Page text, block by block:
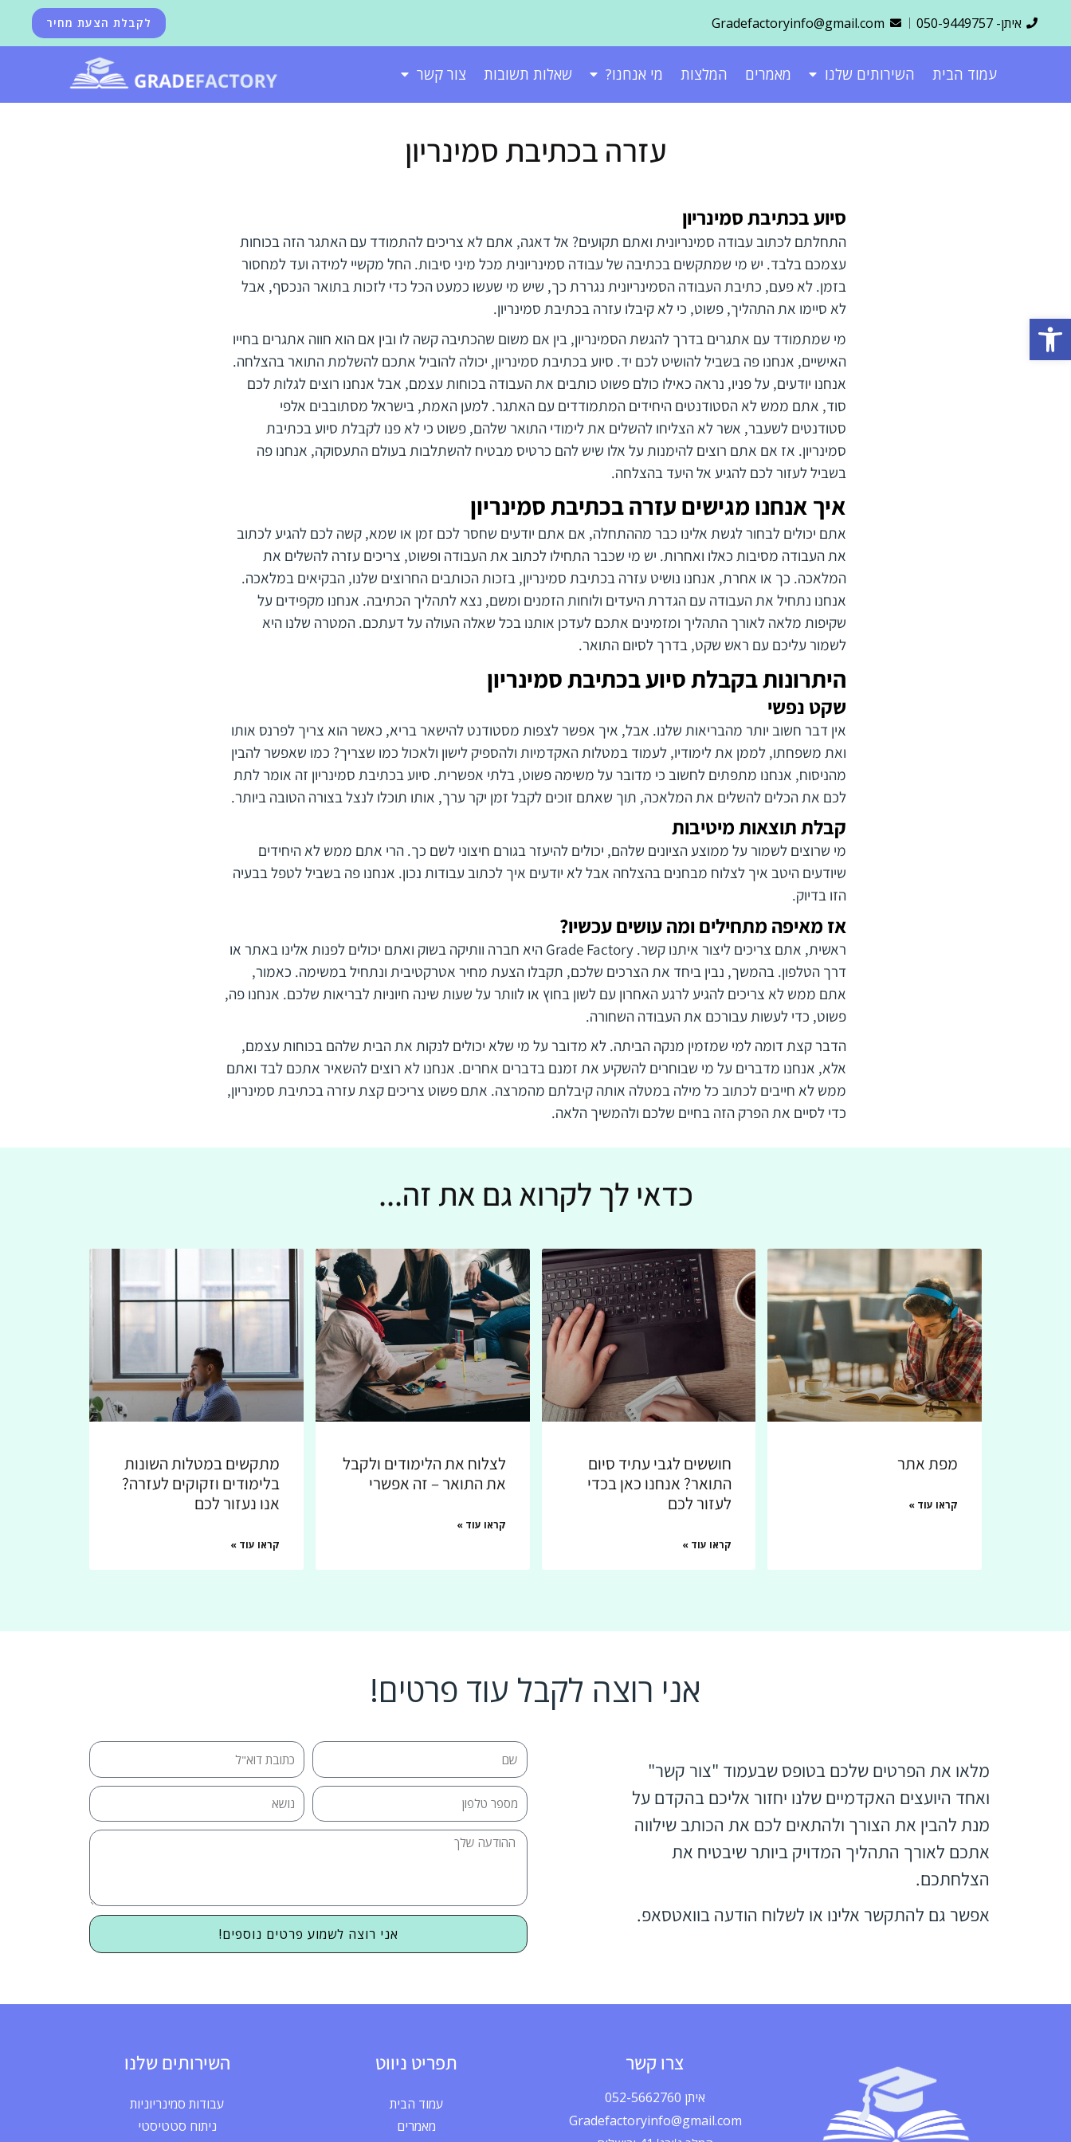
פתח סרגל נגישות
איתן- 050-9449757 Gradefactoryinfo@gmail.com לקבלת הצעת מחיר
עמוד הבית השירותים שלנו מאמרים המלצות מי אנחנו? שאלות תשובות צור קשר
עזרה בכתיבת סמינריון
סיוע בכתיבת סמינריון
התחלתם לכתוב עבודה סמינריונית ואתם תקועים? אל דאגה, אתם לא צריכים להתמודד עם האתגר הזה בכוחות
עצמכם בלבד. יש מי שמתקשים בכתיבה של עבודה סמינריונית מכל מיני סיבות. החל מקשיי למידה ועד למחסור
בזמן. לא פעם, כתיבת העבודה הסמינריונית נגררת כך, שיש מי שעשו כמעט הכל כדי לזכות בתואר הנכסף, אבל
לא סיימו את התהליך, פשוט, כי לא קיבלו עזרה בכתיבת סמינריון.
מי שמתמודד עם אתגרים בדרך להגשת הסמינריון, בין אם משום שהכתיבה קשה לו ובין אם הוא חווה אתגרים בחייו
האישיים, אנחנו פה בשביל להושיט לכם יד. סיוע בכתיבת סמינריון, יכולה להוביל אתכם להשלמת התואר בהצלחה.
אנחנו יודעים, על פניו, נראה כאילו כולם פשוט כותבים את העבודה בכוחות עצמם, אבל אנחנו רוצים לגלות לכם
סוד, אתם ממש לא הסטודנטים היחידים המתמודדים עם האתגר. למען האמת, בישראל מסתובבים אלפי
סטודנטים לשעבר, אשר לא הצליחו להשלים את לימודי התואר שלהם, פשוט כי לא פנו לקבלת סיוע בכתיבת
סמינריון. אז אם אתם רוצים להימנות על אלו שיש להם כרטיס מבטיח להשתלבות בעולם התעסוקה, אנחנו פה
בשביל לעזור לכם להגיע אל היעד בהצלחה.
איך אנחנו מגישים עזרה בכתיבת סמינריון
אתם יכולים לבחור לגשת אלינו כבר מההתחלה, אם אתם יודעים שחסר לכם זמן או שמא, קשה לכם להגיע לכתוב
את העבודה מסיבות כאלו ואחרות. יש מי שכבר התחילו לכתוב את העבודה ופשוט, צריכים עזרה להשלים את
המלאכה. כך או אחרת, אנחנו נושיט עזרה בכתיבת סמינריון, בזכות הכותבים החרוצים שלנו, הבקיאים במלאכה.
אנחנו נתחיל את העבודה עם הגדרת היעדים ולוחות הזמנים ומשם, נצא לתהליך הכתיבה. אנחנו מקפידים על
שקיפות מלאה לאורך התהליך ומזמינים אתכם לעדכן אותנו בכל שאלה העולה על דעתכם. המטרה שלנו היא
לשמור עליכם עם ראש שקט, בדרך לסיום התואר.
היתרונות בקבלת סיוע בכתיבת סמינריון
שקט נפשי
אין דבר חשוב יותר מהבריאות שלנו. אבל, איך אפשר לצפות מסטודנט להישאר בריא, כאשר הוא צריך לפרנס אותו
ואת משפחתו, לממן את לימודיו, לעמוד במטלות האקדמיות ולהספיק לישון ולאכול כמו שצריך? כמו שאפשר להבין
מהניסוח, אנחנו מתפתים לחשוב כי מדובר על משימה פשוט, בלתי אפשרית. סיוע בכתיבת סמינריון זה אומר לתת
לכם את הכלים להשלים את המלאכה, תוך שאתם זוכים לקבל זמן יקר ערך, אותו תוכלו לנצל בצורה הטובה ביותר.
קבלת תוצאות מיטיבות
מי שרוצים לשמור על ממוצע הציונים שלהם, יכולים להיעזר בגורם חיצוני לשם כך. הרי אתם ממש לא היחידים
שיודעים היטב איך לצלוח מבחנים בהצלחה אבל לא יודעים איך לכתוב עבודות נכון. אנחנו פה בשביל לטפל בבעיה
הזו בדיוק.
אז מאיפה מתחילים ומה עושים עכשיו?
ראשית, אתם צריכים ליצור איתנו קשר. Grade Factory היא חברה וותיקה בשוק ואתם יכולים לפנות אלינו באתר או
דרך הטלפון. בהמשך, נבין ביחד את הצרכים שלכם, תקבלו הצעת מחיר אטרקטיבית ונתחיל במשימה. כאמור,
אתם ממש לא צריכים להגיע לרגע האחרון עם לשון בחוץ או לוותר על שעות שינה חיוניות לבריאות שלכם. אנחנו פה,
פשוט, כדי לעשות עבורכם את העבודה השחורה.
הדבר קצת דומה למי שמזמין מנקה הביתה. לא מדובר על מי שלא יכולים לנקות את הבית שלהם בכוחות עצמם,
אלא, אנחנו מדברים על מי שבוחרים להשקיע את זמנם בדברים אחרים. אנחנו לא רוצים להשאיר אתכם לבד ואתם
ממש לא חייבים לכתוב כל מילה במטלה אותה קיבלתם מהמרצה. אתם פשוט צריכים קצת עזרה בכתיבת סמינריון,
כדי לסיים את הפרק הזה בחיים שלכם ולהמשיך הלאה.
כדאי לך לקרוא גם את זה...
מפת אתר
קראו עוד »
חוששים לגבי עתיד סיום
התואר? אנחנו כאן בכדי
לעזור לכם
קראו עוד »
לצלוח את הלימודים ולקבל
את התואר – זה אפשרי
קראו עוד »
מתקשים במטלות השונות
בלימודים וזקוקים לעזרה?
אנו נעזור לכם
קראו עוד »
אני רוצה לקבל עוד פרטים!
מלאו את הפרטים שלכם בטופס שבעמוד "צור קשר"
ואחד היועצים האקדמיים שלנו יחזור אליכם בהקדם על
מנת להבין את הצורך ולהתאים לכם את הכותב שילווה
אתכם לאורך התהליך המדויק ביותר שיבטיח את
הצלחתכם.
אפשר גם להתקשר אלינו או לשלוח הודעה בוואטסאפ.
אני רוצה לשמוע פרטים נוספים!
צרו קשר
איתן 052-5662760
Gradefactoryinfo@gmail.com
תפריט ניווט
עמוד הבית
מאמרים
השירותים שלנו
עבודות סמינריוניות
ניתוח סטטיסטי